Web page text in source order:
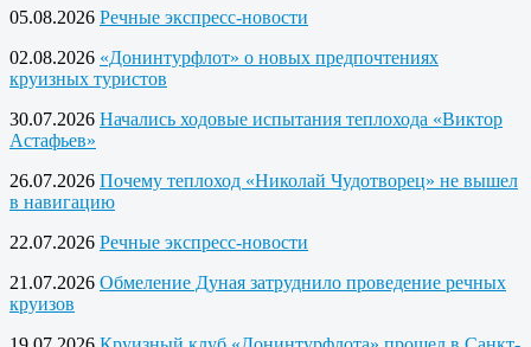
05.08.2026 Речные экспресс-новости
02.08.2026 «Донинтурфлот» о новых предпочтениях
круизных туристов
30.07.2026 Начались ходовые испытания теплохода «Виктор
Астафьев»
26.07.2026 Почему теплоход «Николай Чудотворец» не вышел
в навигацию
22.07.2026 Речные экспресс-новости
21.07.2026 Обмеление Дуная затруднило проведение речных
круизов